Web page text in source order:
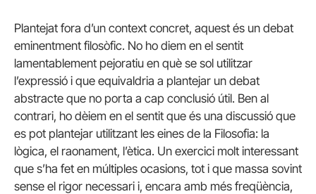
Plantejat fora d’un context concret, aquest és un debat
eminentment filosòfic. No ho diem en el sentit
lamentablement pejoratiu en què se sol utilitzar
l’expressió i que equivaldria a plantejar un debat
abstracte que no porta a cap conclusió útil. Ben al
contrari, ho dèiem en el sentit que és una discussió que
es pot plantejar utilitzant les eines de la Filosofia: la
lògica, el raonament, l’ètica. Un exercici molt interessant
que s’ha fet en múltiples ocasions, tot i que massa sovint
sense el rigor necessari i, encara amb més freqüència,